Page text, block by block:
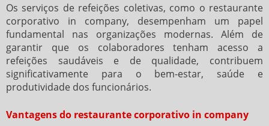
Os serviços de refeições coletivas, como o restaurante
corporativo in company, desempenham um papel
fundamental nas organizações modernas. Além de
garantir que os colaboradores tenham acesso a
refeições saudáveis e de qualidade, contribuem
significativamente para o bem-estar, saúde e
produtividade dos funcionários.
Vantagens do restaurante corporativo in company